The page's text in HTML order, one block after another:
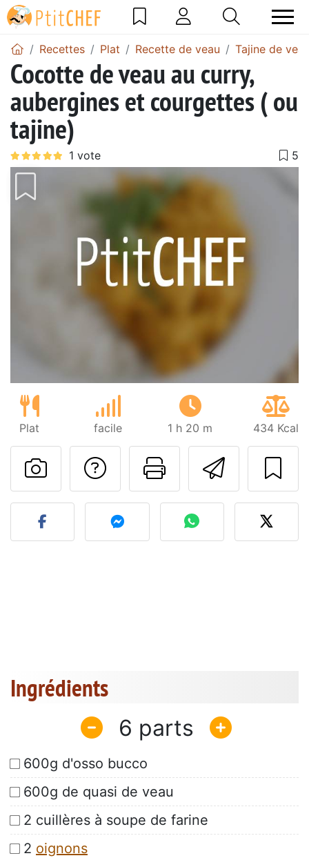
Recettes Plat Recette de veau Tajine de
Cocotte de veau au curry,
aubergines et courgettes ( ou
tajine)
Plat facile 1 h 20 m 434 Kcal
Imprimer
Poser une
Publier votre photo de
Ingrédients
6
600g d'osso bucco
600g de quasi de veau
2 cuillères à soupe de farine
2 oignons